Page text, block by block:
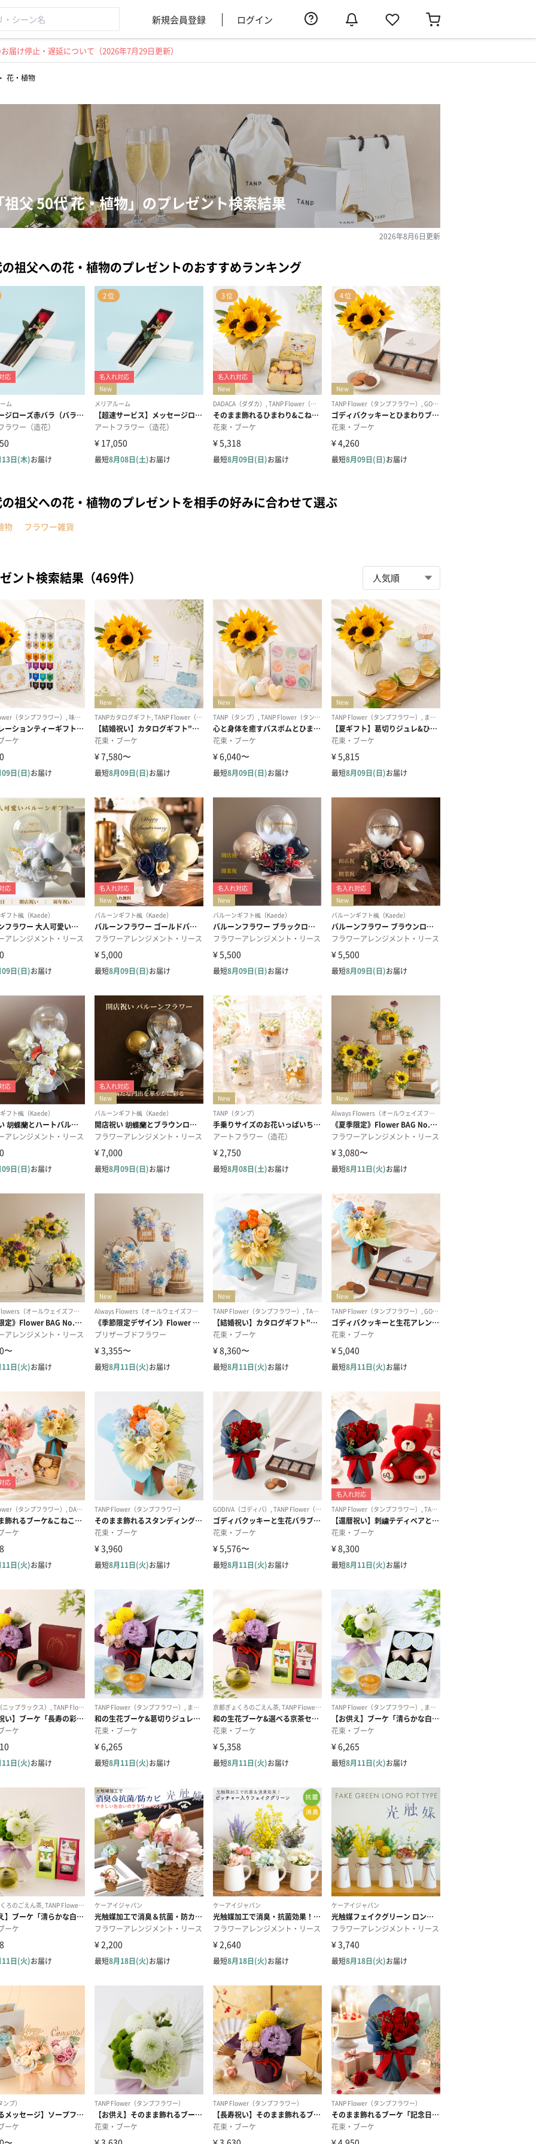
新規会員登録 ログイン
け停止・遅延について（2026年7月29日更新）
花・植物
祖父 50代 花・植物」のプレゼント検索結果
2026年8月6日更新
祖父への花・植物のプレゼントのおすすめランキング
祖父への花・植物のプレゼントを相手の好みに合わせて選ぶ
物 フラワー雑貨
ント検索結果（469件）